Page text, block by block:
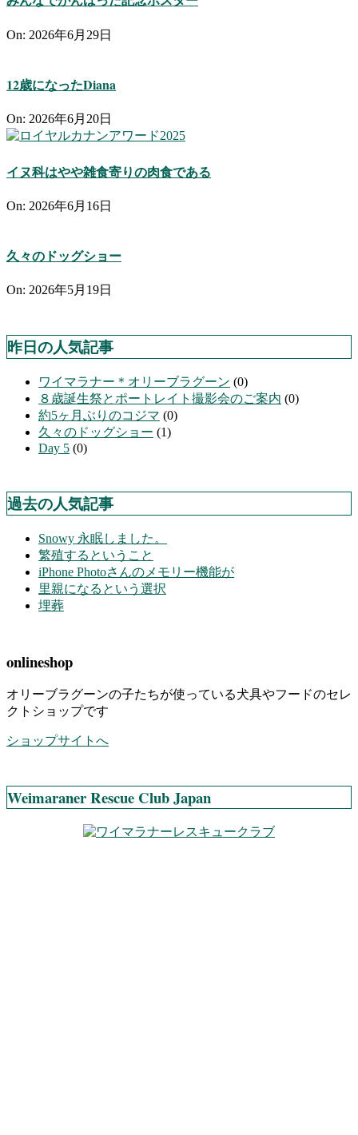
On: 2026年6月29日
12歳になったDiana
On: 2026年6月20日
イヌ科はやや雑食寄りの肉食である
On: 2026年6月16日
久々のドッグショー
On: 2026年5月19日
昨日の人気記事
ワイマラナー＊オリーブラグーン (0)
８歳誕生祭とポートレイト撮影会のご案内 (0)
約5ヶ月ぶりのコジマ (0)
久々のドッグショー (1)
Day 5 (0)
過去の人気記事
Snowy 永眠しました。
繁殖するということ
iPhone Photoさんのメモリー機能が
里親になるという選択
埋葬
onlineshop
オリーブラグーンの子たちが使っている犬具やフードのセレ
クトショップです
ショップサイトへ
Weimaraner Rescue Club Japan